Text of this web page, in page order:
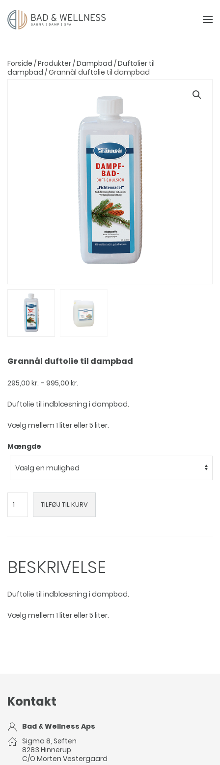
Forside /Produkter/Dampbad /Duftolier til
dampbad / Grannål duftolie til dampbad
Grannål duftolie til dampbad
295,00 kr. – 995,00 kr.
til
995,00 kr.
Duftolie til indblæsning i dampbad.
Vælg mellem 1 liter eller 5 liter.
Mængde
duftolie
til
TILFØJ TIL KURV
BESKRIVELSE
Duftolie til indblæsning i dampbad.
Vælg mellem 1 liter eller 5 liter.
Kontakt
Bad & Wellness Aps
Sigma 8, Søften
8283 Hinnerup
C/O Morten Vestergaard